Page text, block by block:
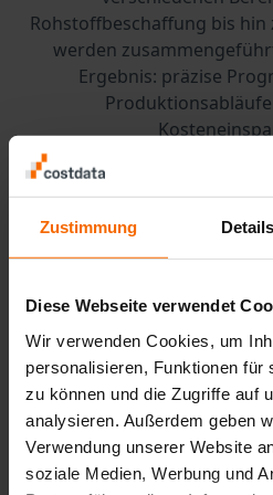
Zustimmung Details
Diese Webseite verwendet
Wir verwenden Cookies, um
personalisieren, Funktionen für
zu können und die Zugriffe auf
analysieren. Außerdem geben
Verwendung unserer Website
soziale Medien, Werbung und
Rohstoffbeschaffung bis
werden
Ergebnis: präzise
Gerade in der
Schwankungen enorme
haben können, bietet eine
entscheidenden Vorteil.
Produktionspläne flexibel
nur für niedrigere Kosten,
nachhaltigere und
durch